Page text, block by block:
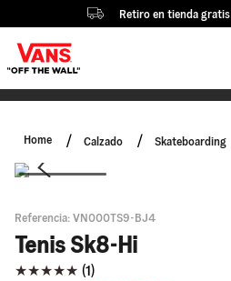
Retiro en tienda gratis
Calzado Skateboarding
Referencia: VN000TS9-BJ4
Tenis Sk8-Hi
★★★★★ (1)